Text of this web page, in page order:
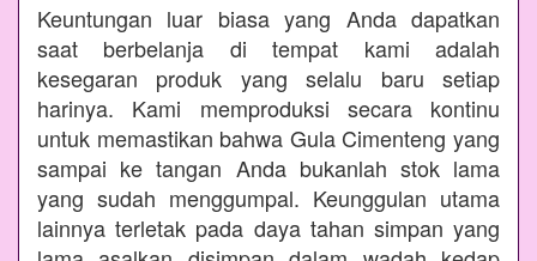
Keuntungan luar biasa yang Anda dapatkan
saat berbelanja di tempat kami adalah
kesegaran produk yang selalu baru setiap
harinya. Kami memproduksi secara kontinu
untuk memastikan bahwa Gula Cimenteng yang
sampai ke tangan Anda bukanlah stok lama
yang sudah menggumpal. Keunggulan utama
lainnya terletak pada daya tahan simpan yang